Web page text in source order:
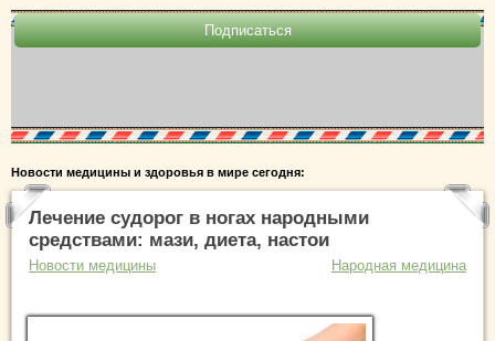
Новости медицины и здоровья в мире сегодня:
Лечение судорог в ногах народными
средствами: мази, диета, настои
Новости медицины Народная медицина